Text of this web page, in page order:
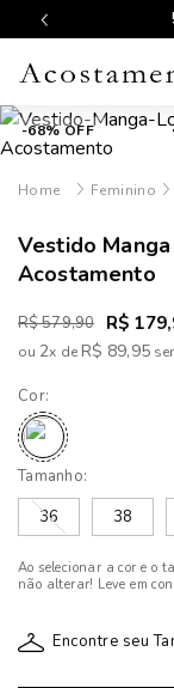
-68% OFF
Feminino
Vestido
Acostamento
R$ 579,90 R$
ou 2x deR$ 89,95
Cor:
Tamanho:
36
38
Ao selecionar a cor e o
não alterar! Leve em
Encontre seu